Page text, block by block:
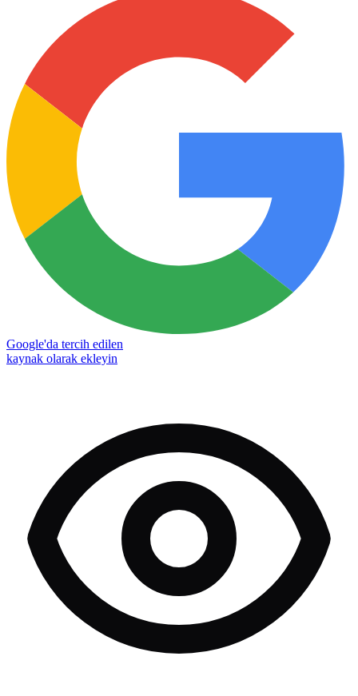
Google'da tercih edilen
kaynak olarak ekleyin